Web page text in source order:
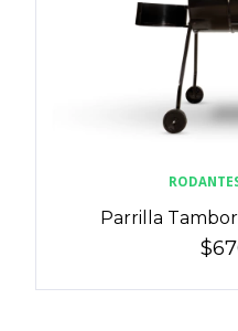
Parrilla